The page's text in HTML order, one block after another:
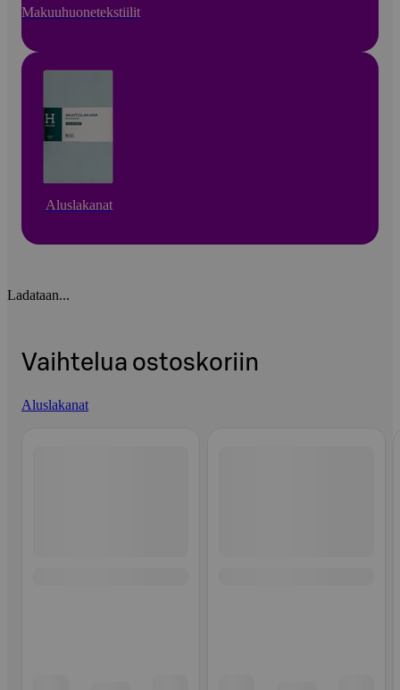
Makuuhuonetekstiilit
Aluslakanat
Ladataan...
Vaihtelua ostoskoriin
Aluslakanat